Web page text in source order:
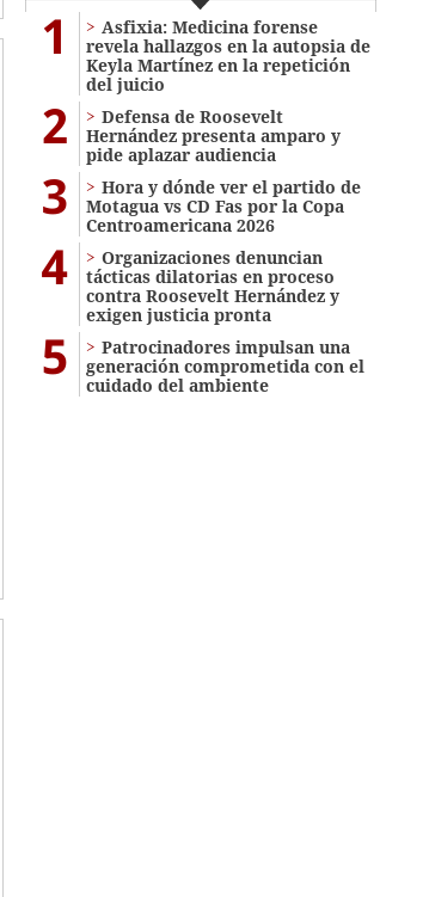
1
Asfixia: Medicina forense
revela hallazgos en la autopsia de
Keyla Martínez en la repetición
del juicio
2
Defensa de Roosevelt
Hernández presenta amparo y
pide aplazar audiencia
3
Hora y dónde ver el partido de
Motagua vs CD Fas por la Copa
Centroamericana 2026
4
Organizaciones denuncian
tácticas dilatorias en proceso
contra Roosevelt Hernández y
exigen justicia pronta
5
Patrocinadores impulsan una
generación comprometida con el
cuidado del ambiente